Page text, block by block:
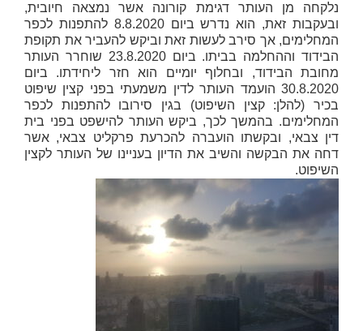
נלקחה מן העותר דגימת קורונה אשר נמצאה חיובית,
ובעקבות זאת, הוא נדרש ביום 8.8.2020 להתפנות לכפר
המחלימים, אך סירב לעשות זאת וביקש להעביר את תקופת
הבידוד וההחלמה בביתו. ביום 23.8.2020 שוחרר העותר
מחובת הבידוד, ובחלוף יומיים הוא חזר ליחידתו. ביום
30.8.2020 הועמד העותר לדין משמעתי בפני קצין שיפוט
בכיר (להלן:קצין השיפוט) בגין סירובו להתפנות לכפר
המחלימים. בהמשך לכך, ביקש העותר להישפט בפני בית
דין צבאי, ובקשתו הועברה להכרעת פרקליט צבאי, אשר
דחה את הבקשה והשיב את הדיון בעניינו של העותר לקצין
השיפוט.